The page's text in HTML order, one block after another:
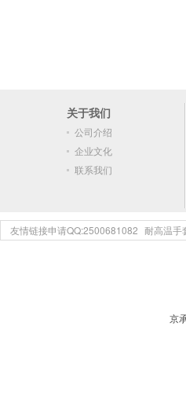
关于我们
公司介绍
企业文化
联系我们
友情链接申请QQ:2500681082 耐高温手
京